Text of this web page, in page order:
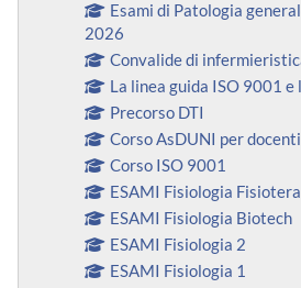
Esami di Patologia
2026
Convalide di
La linea guida ISO 9001 e
Precorso DTI
Corso AsDUNI per
Corso ISO 9001
ESAMI Fisiologia
ESAMI Fisiologia Biotech
ESAMI Fisiologia 2
ESAMI Fisiologia 1